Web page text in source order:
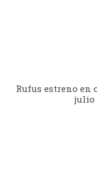
Rufus estreno en
julio